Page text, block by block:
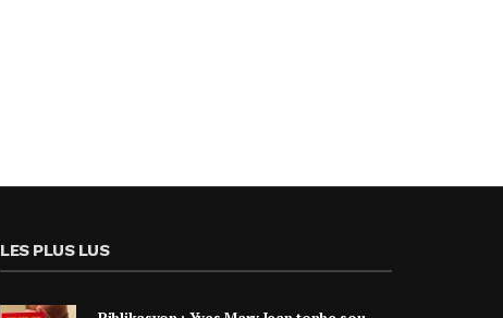
LES PLUS LUS